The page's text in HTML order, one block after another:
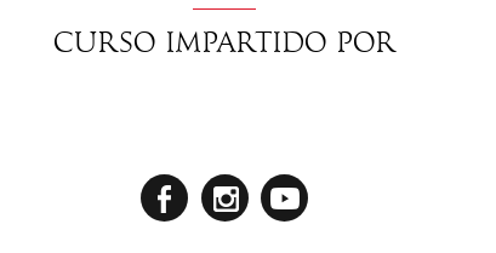
Curso impartido por